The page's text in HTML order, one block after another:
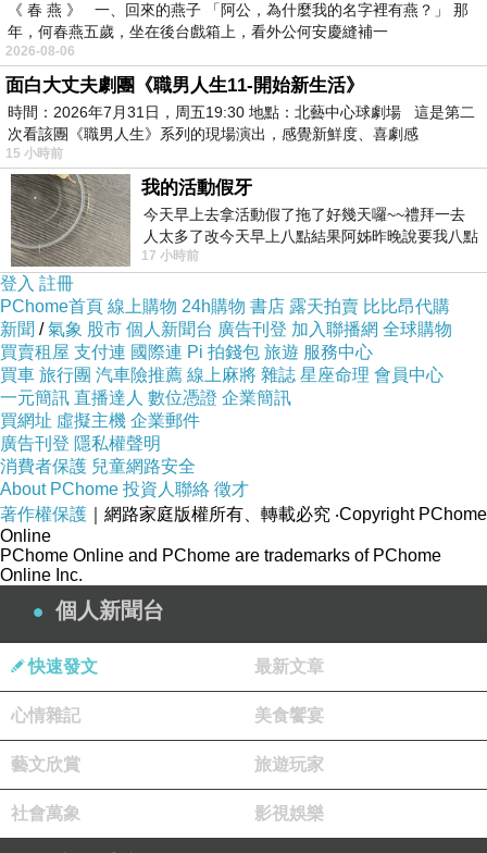
觀光客最愛去的Covent Garden然也是各種好聖誕風
各種好好拍好好玩好好買買到破產也可以（喂
比起台灣信義區那種五光十色的聖誕布景
倫敦的街頭少了濃厚的商業氣息
多了更多的溫馨與甜蜜
但你以為只有血拚鬧區才會盛大慶祝聖誕嗎
那是因為你沒有造訪傳說中的Winter Wonderland！
《 春 燕 》 一、回來的燕子 「阿公，為什麼我的名字裡有燕？」 那
年，何春燕五歲，坐在後台戲箱上，看外公何安慶縫補一
2026-08-06
面白大丈夫劇團《職男人生11-開始新生活》
時間：2026年7月31日，周五19:30 地點：北藝中心球劇場 這是第二
次看該團《職男人生》系列的現場演出，感覺新鮮度、喜劇感
15 小時前
我的活動假牙
今天早上去拿活動假了拖了好幾天囉~~禮拜一去
人太多了改今天早上八點結果阿姊昨晚說要我八點
去西螺農會~回到莿桐都8點半多了
17 小時前
登入 註冊
PChome首頁 線上購物 24h購物 書店 露天拍賣 比比昂代購
新聞 /氣象 股市 個人新聞台 廣告刊登 加入聯播網 全球購物
買賣租屋 支付連 國際連 Pi 拍錢包 旅遊 服務中心
買車 旅行團 汽車險推薦 線上麻將 雜誌 星座命理 會員中心
一元簡訊 直播達人 數位憑證 企業簡訊
買網址 虛擬主機 企業郵件
廣告刊登 隱私權聲明
消費者保護 兒童網路安全
About PChome 投資人聯絡 徵才
著作權保護 ｜網路家庭版權所有、轉載必究 ‧Copyright PChome
Online
PChome Online and PChome are trademarks of PChome
Online Inc.
個人新聞台
快速發文 最新文章
心情雜記 美食饗宴
藝文欣賞 旅遊玩家
社會萬象 影視娛樂